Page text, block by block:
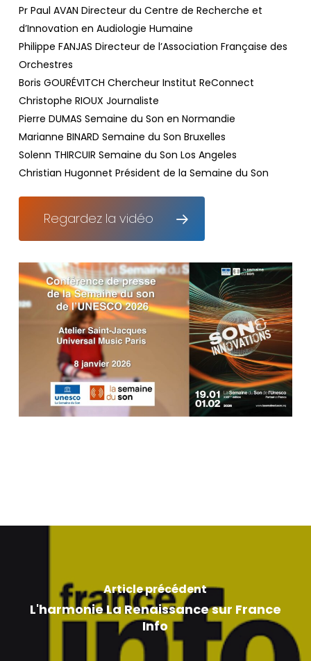
Pr Paul AVAN Directeur du Centre de Recherche et
d’Innovation en Audiologie Humaine
Philippe FANJAS Directeur de l’Association Française des
Orchestres
Boris GOURÉVITCH Chercheur Institut ReConnect
Christophe RIOUX Journaliste
Pierre DUMAS Semaine du Son en Normandie
Marianne BINARD Semaine du Son Bruxelles
Solenn THIRCUIR Semaine du Son Los Angeles
Christian Hugonnet Président de la Semaine du Son
Regardez la vidéo
Article précédent
L'harmonie La Renaissance sur France
Info